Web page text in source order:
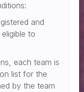
and
to
each team is
list for the
by the team